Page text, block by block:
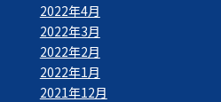
2022年4月
2022年3月
2022年2月
2022年1月
2021年12月